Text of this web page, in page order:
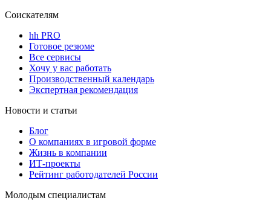
Соискателям
hh PRO
Готовое резюме
Все сервисы
Хочу у вас работать
Производственный календарь
Экспертная рекомендация
Новости и статьи
Блог
О компаниях в игровой форме
Жизнь в компании
ИТ-проекты
Рейтинг работодателей России
Молодым специалистам